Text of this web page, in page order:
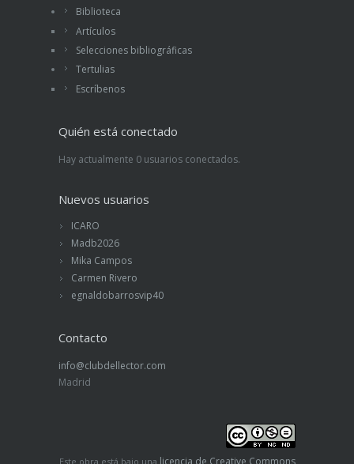
Biblioteca
Artículos
Selecciones bibliográficas
Tertulias
Escríbenos
Quién está conectado
Hay actualmente 0 usuarios conectados.
Nuevos usuarios
ICARO
Madb2026
Mika Campos
Carmen Rivero
egnaldobarrosvip40
Contacto
info@clubdellector.com
Madrid
Este obra está bajo una licencia de Creative Commons